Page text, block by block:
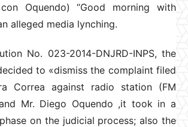
Oquendo) “Good morning with
alleged media lynching.
No. 023-2014-DNJRD-INPS, the
to «dismiss the complaint filed
Correa against radio station (FM
Mr. Diego Oquendo ,it took in a
on the judicial process; also the